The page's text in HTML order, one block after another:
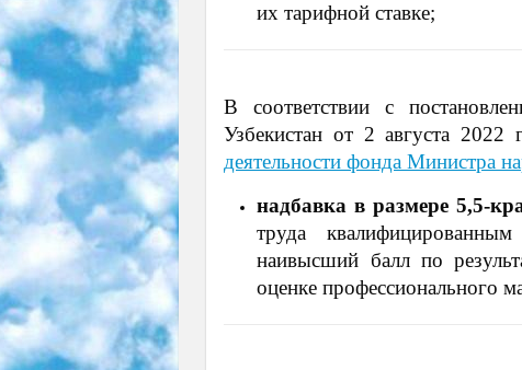
их тарифной ставке;
В соответствии с
Узбекистан от 2 августа
деятельности фонда Министра
надбавка в размере 5,5-
труда
наивысший балл по
оценке профессионального